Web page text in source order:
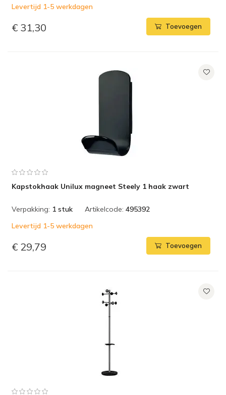
Levertijd 1-5 werkdagen
€ 31,30 Toevoegen
Kapstokhaak Unilux magneet Steely 1 haak zwart
Verpakking: 1 stuk Artikelcode: 495392
Levertijd 1-5 werkdagen
€ 29,79 Toevoegen